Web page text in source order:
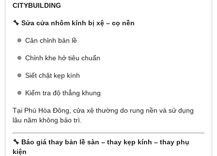
CITYBUILDING
🔧 Sửa cửa nhôm kính bị xệ – cọ nền
Cân chỉnh bản lề
Chỉnh khe hở tiêu chuẩn
Siết chặt kẹp kính
Kiểm tra độ thẳng khung
Tại Phú Hòa Đông, cửa xệ thường do rung nền và sử dụng
lâu năm không bảo trì.
🔧 Báo giá thay bản lề sàn – thay kẹp kính – thay phụ
kiện